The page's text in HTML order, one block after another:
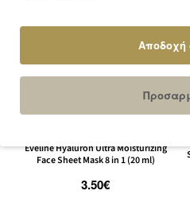
Eveline Hyaluron Ultra Moisturizing
Face Sheet Mask 8 in 1 (20 ml)
3.50€
Αποδοχή